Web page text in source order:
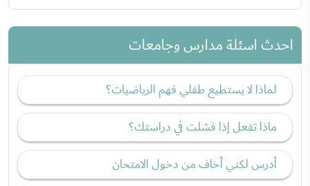
احدث اسئلة مدارس وجامعات
لماذا لا يستطيع طفلي فهم الرياضيات؟
ماذا تفعل إذا فشلت في دراستك؟
أدرس لكني أخاف من دخول الامتحان